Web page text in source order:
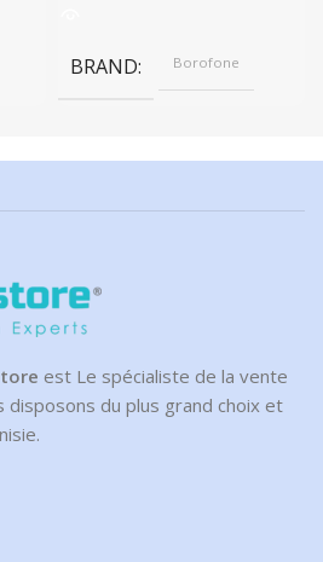
BRAND Borofone
est Le spécialiste de la vente
disposons du plus grand choix et